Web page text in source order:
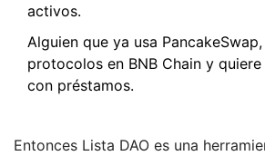
activos.
Alguien que ya usa
protocolos en BNB Chain y
con préstamos.
Entonces Lista DAO es una